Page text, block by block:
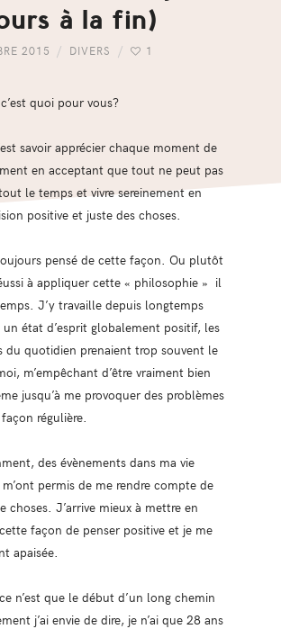
à la fin)
2015 DIVERS 1
quoi pour vous?
savoir apprécier chaque moment de
en acceptant que tout ne peut pas
le temps et vivre sereinement en
positive et juste des choses.
pensé de cette façon. Ou plutôt
à appliquer cette « philosophie » il
J’y travaille depuis longtemps
un état d’esprit globalement positif, les
du quotidien prenaient trop souvent le
m’empêchant d’être vraiment bien
jusqu’à me provoquer des problèmes
régulière.
des évènements dans ma vie
permis de me rendre compte de
choses. J’arrive mieux à mettre en
façon de penser positive et je me
apaisée.
n’est que le début d’un long chemin
j’ai envie de dire, je n’ai que 28 ans